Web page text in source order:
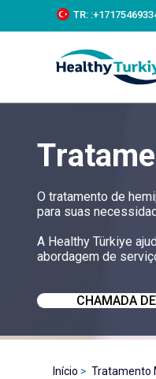
k
c
TR:
O tratamento de
para suas
A Healthy Türkiye
abordagem de
CHAMADA
Início Tratamento